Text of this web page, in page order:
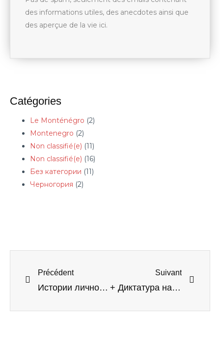
des informations utiles, des anecdotes ainsi que
des aperçue de la vie ici.
Catégories
Le Monténégro (2)
Montenegro (2)
Non classifié(e) (11)
Non classifié(e) (16)
Без категории (11)
Черногория (2)
Précédent
Истории личностей из Черногории
Suivant
+ Диктатура на Западе, + изгнание на Востоке